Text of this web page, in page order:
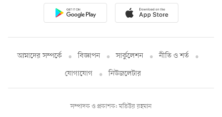
আমাদের সম্পর্কে বিজ্ঞাপন সার্কুলেশন
নীতি ও শর্ত
যোগাযোগ
নিউজলেটার
সম্পাদক ও প্রকাশক: মতিউর রহমান